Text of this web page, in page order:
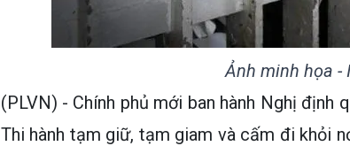
Ảnh minh họa -
(PLVN) - Chính phủ mới ban hành Nghị
Thi hành tạm giữ, tạm giam và cấm đi khỏi